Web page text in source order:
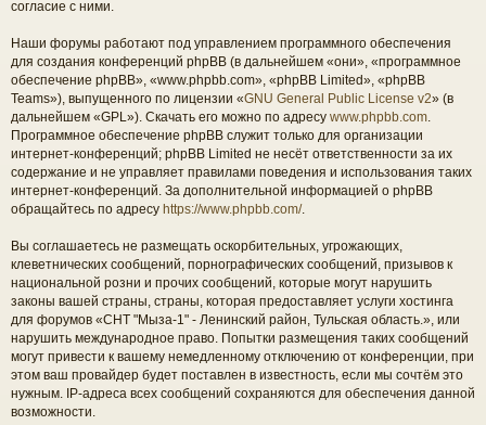
согласие с ними.
Наши форумы работают под управлением программного обеспечения
для создания конференций phpBB (в дальнейшем «они», «программное
обеспечение phpBB», «www.phpbb.com», «phpBB Limited», «phpBB
Teams»), выпущенного по лицензии «GNU General Public License v2» (в
дальнейшем «GPL»). Скачать его можно по адресу www.phpbb.com
Программное обеспечение phpBB служит только для организации
интернет-конференций; phpBB Limited не несёт ответственности за их
содержание и не управляет правилами поведения и использования таких
интернет-конференций. За дополнительной информацией о phpBB
обращайтесь по адресу https://www.phpbb.com/.
Вы соглашаетесь не размещать оскорбительных, угрожающих,
клеветнических сообщений, порнографических сообщений, призывов к
национальной розни и прочих сообщений, которые могут нарушить
законы вашей страны, страны, которая предоставляет услуги хостинга
для форумов «СНТ "Мыза-1" - Ленинский район, Тульская область.», или
нарушить международное право. Попытки размещения таких сообщений
могут привести к вашему немедленному отключению от конференции, при
этом ваш провайдер будет поставлен в известность, если мы сочтём это
нужным. IP-адреса всех сообщений сохраняются для обеспечения данной
возможности.